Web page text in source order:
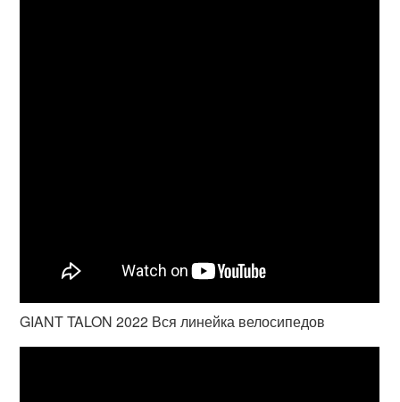
GIANT TALON 2022 Вся линейка велосипедов